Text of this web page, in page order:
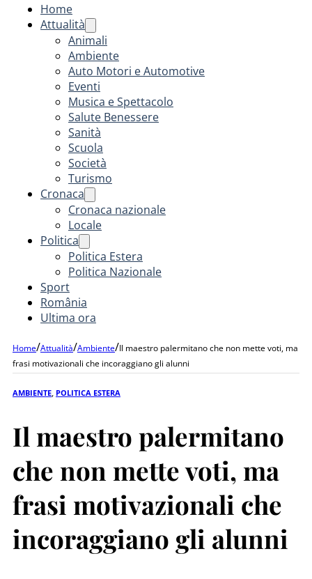
Home
Attualità
Animali
Ambiente
Auto Motori e Automotive
Eventi
Musica e Spettacolo
Salute Benessere
Sanità
Scuola
Società
Turismo
Cronaca
Cronaca nazionale
Locale
Politica
Politica Estera
Politica Nazionale
Sport
România
Ultima ora
Home/Attualità/Ambiente/Il maestro palermitano che non mette voti, ma
frasi motivazionali che incoraggiano gli alunni
AMBIENTE POLITICA ESTERA
Il maestro palermitano
che non mette voti, ma
frasi motivazionali che
incoraggiano gli alunni